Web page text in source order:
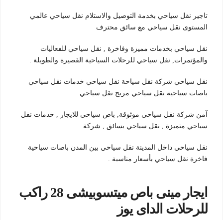
تاجير نقل سياحي بخدمة التوصيل والاستلام نقل سياحي عالمي
المستوى نقل سياحي مع سائق محترف
نقل سياحي بخدمات مميزة وفاخرة , نقل سياحي للفعاليات
والمؤتمرات, نقل سياحي للرحلات السياحية القصيرة والطويلة .
نقل سياحي شركة نقل سياحة نقل سياحي خدمات نقل سياحي
باصات سياحية نقل سياحي مريح نقل سياحي
آمن شركة نقل سياحي موثوقة, باص سياحي للايجار , خدمات نقل
سياحي متميزة , نقل سياحي بسائق , شركة
نقل سياحي داخل المدينة نقل سياحي بين المدن باصات سياحية
فاخرة نقل سياحي بأسعار مناسبة .
ايجار مينى باص ميتسوبيشى 28 راكب
للرحلات الداى يوز